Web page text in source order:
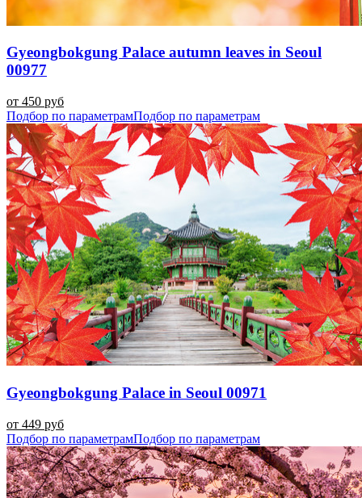
Gyeongbokgung Palace autumn leaves in Seoul
00977
от 450 руб
Подбор по параметрамПодбор по параметрам
Gyeongbokgung Palace in Seoul 00971
от 449 руб
Подбор по параметрамПодбор по параметрам